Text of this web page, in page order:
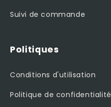
Suivi de commande
Politiques
Conditions d'utilisation
Politique de confidentialité